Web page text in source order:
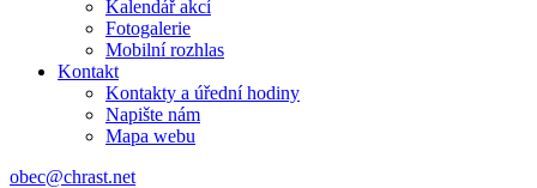
Kalendář akcí
Fotogalerie
Mobilní rozhlas
Kontakt
Kontakty a úřední hodiny
Napište nám
Mapa webu
obec@chrast.net